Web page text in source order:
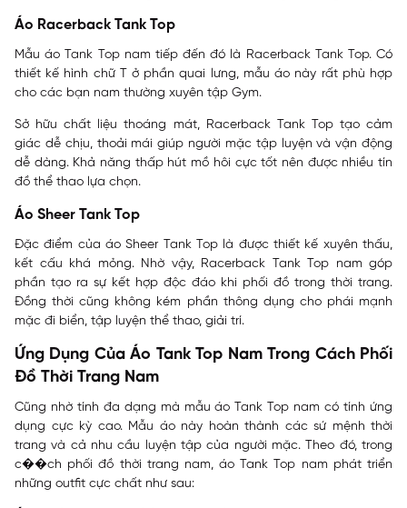
Áo Racerback Tank Top
Mẫu áo Tank Top nam tiếp đến đó là Racerback Tank Top. Có
thiết kế hình chữ T ở phần quai lưng, mẫu áo này rất phù hợp
cho các bạn nam thường xuyên tập Gym.
Sở hữu chất liệu thoáng mát, Racerback Tank Top tạo cảm
giác dễ chịu, thoải mái giúp người mặc tập luyện và vận động
dễ dàng. Khả năng thấp hút mồ hôi cực tốt nên được nhiều tín
đồ thể thao lựa chọn.
Áo Sheer Tank Top
Đặc điểm của áo Sheer Tank Top là được thiết kế xuyên thấu,
kết cấu khá mỏng. Nhờ vậy, Racerback Tank Top nam góp
phần tạo ra sự kết hợp độc đáo khi phối đồ trong thời trang.
Đồng thời cũng không kém phần thông dụng cho phái mạnh
mặc đi biển, tập luyện thể thao, giải trí.
Ứng Dụng Của Áo Tank Top Nam Trong Cách Phối
Đồ Thời Trang Nam
Cũng nhờ tính đa dạng mà mẫu áo Tank Top nam có tính ứng
dụng cực kỳ cao. Mẫu áo này hoàn thành các sứ mệnh thời
trang và cả nhu cầu luyện tập của người mặc. Theo đó, trong
c��ch phối đồ thời trang nam, áo Tank Top nam phát triển
những outfit cực chất như sau: